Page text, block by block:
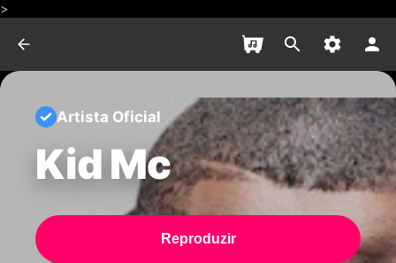
>
Artista Oficial
Kid Mc
Reproduzir